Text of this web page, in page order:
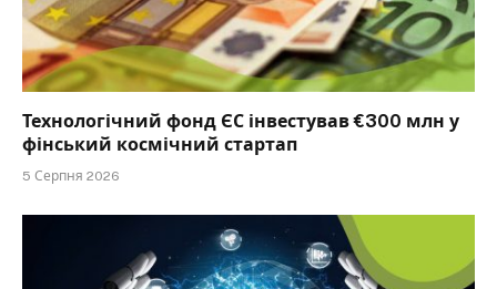
Технологічний фонд ЄС інвестував €300 млн у
фінський космічний стартап
5 Серпня 2026